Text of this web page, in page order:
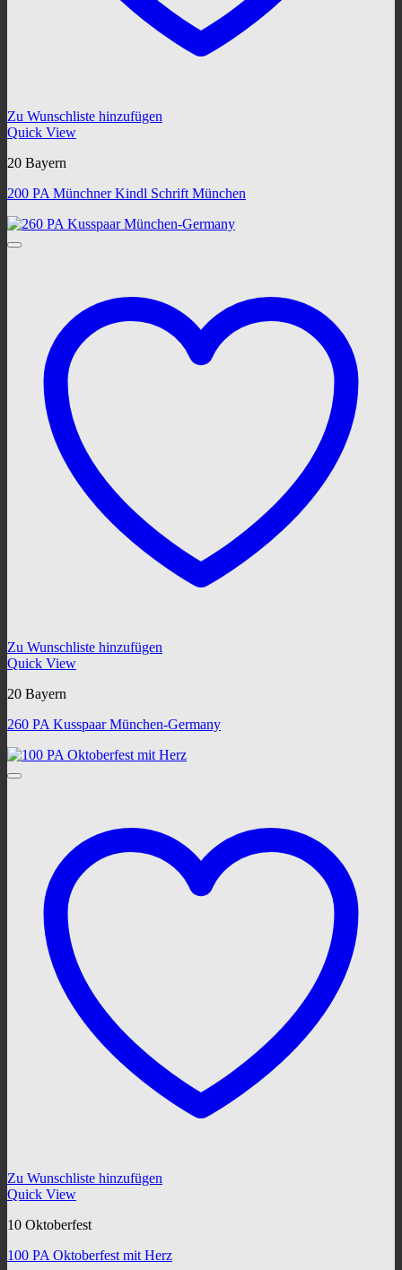
Zu Wunschliste hinzufügen
Quick View
20 Bayern
200 PA Münchner Kindl Schrift München
Zu Wunschliste hinzufügen
Quick View
20 Bayern
260 PA Kusspaar München-Germany
Zu Wunschliste hinzufügen
Quick View
10 Oktoberfest
100 PA Oktoberfest mit Herz